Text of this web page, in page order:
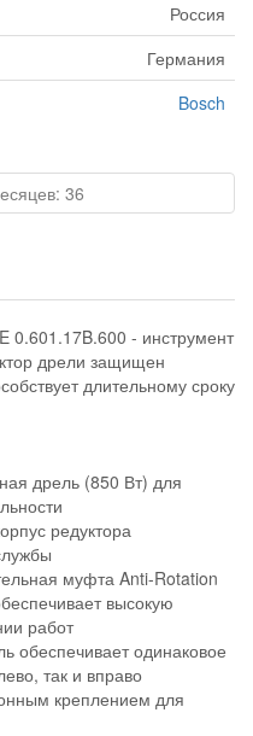
Россия
Германия
Bosch
36
0.601.17B.600 - инструмент
дрели защищен
длительному сроку
дрель (850 Вт) для
редуктора
муфта Anti-Rotation
высокую
работ
обеспечивает одинаковое
так и вправо
креплением для